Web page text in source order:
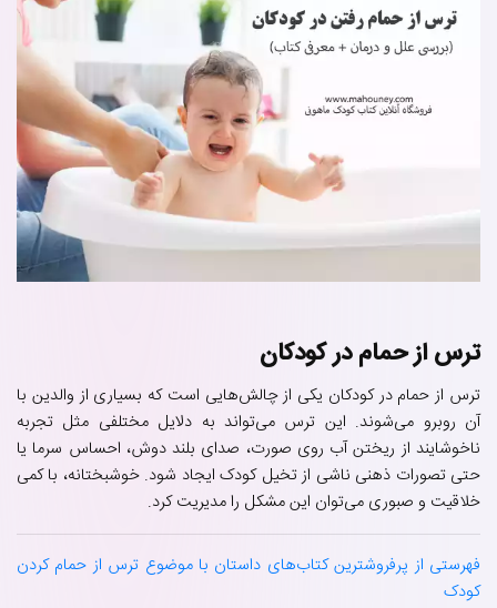
ترس از حمام در کودکان
ترس از حمام در کودکان یکی از چالش‌هایی است که بسیاری از والدین با
آن روبرو می‌شوند. این ترس می‌تواند به دلایل مختلفی مثل تجربه
ناخوشایند از ریختن آب روی صورت، صدای بلند دوش، احساس سرما یا
حتی تصورات ذهنی ناشی از تخیل کودک ایجاد شود. خوشبختانه، با کمی
خلاقیت و صبوری می‌توان این مشکل را مدیریت کرد.
فهرستی از پرفروشترین کتاب‌های داستان با موضوع ترس از حمام کردن
کودک